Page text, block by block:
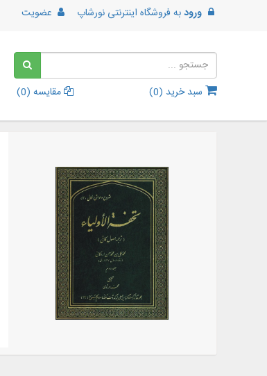
ورودبه فروشگاه اینترنتی نورشاپ عضویت
سبد خرید (0
) مقایسه (0
)